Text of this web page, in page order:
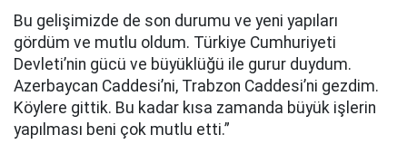
Bu gelişimizde de son durumu ve yeni yapıları
gördüm ve mutlu oldum. Türkiye Cumhuriyeti
Devleti’nin gücü ve büyüklüğü ile gurur duydum.
Azerbaycan Caddesi’ni, Trabzon Caddesi’ni gezdim.
Köylere gittik. Bu kadar kısa zamanda büyük işlerin
yapılması beni çok mutlu etti.”